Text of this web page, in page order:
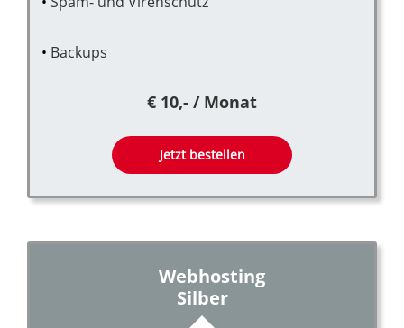
Backups
€ 10,- / Monat
Jetzt bestellen
Webhosting
Silber